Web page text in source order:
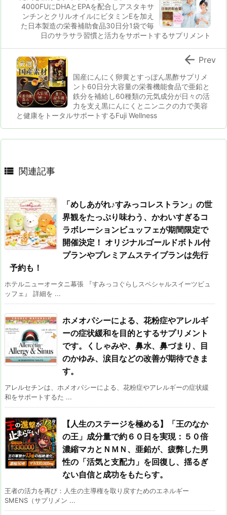
4000FUにDHAとEPAを配合しアスタキサ
ンチンとクリルオイルにビタミンEを加え
た日本製造の栄養補助食品30日分1袋で毎
日のサラサラ習慣と活力をサポートするサプリメント
国産にんにく卵黄とすっぽん黒酢サプリメ
ント60日分大容量の栄養機能食品で亜鉛と
鉄分を補給し60種類の元気成分が日々の活
力を支え黒にんにくとニンニクの力で美容
と健康をトータルサポートするFuji Wellness
 Prev
 関連記事
「めしあがれ♪すみっコレストラン」の世
界観をたっぷり味わう、かわいすぎるコ
ラボレーションビュッフェが期間限定で
開催決定！ オリジナルゴールドボトル付
プランやプレミアムステイプランは先行
予約も！
ホテルニューオータニ幕張 『すみっコぐらしスペシャルスイーツビュ
ッフェ』 詳細を ...
ホメオパシーによる、花粉症やアレルギ
ーの症状緩和を目的とするサプリメント
です。くしゃみや、鼻水、鼻づまり、目
のかゆみ、涙目などの改善が期待できま
す。
アレルセチンは、ホメオパシーによる、花粉症やアレルギーの症状緩
和をサポートするた ...
【人生のステージを極める】「王のなか
の王」成分量で約６０日を実現：５０倍
濃縮マカとＮＭＮ、亜鉛が、疲弊した男
性の「活気と支配力」を回復し、揺るぎ
ない自信と成功をもたらす。
王者の活力を再び：人生の主導権を取り戻すためのエネルギー
SMENS（サプリメン ...